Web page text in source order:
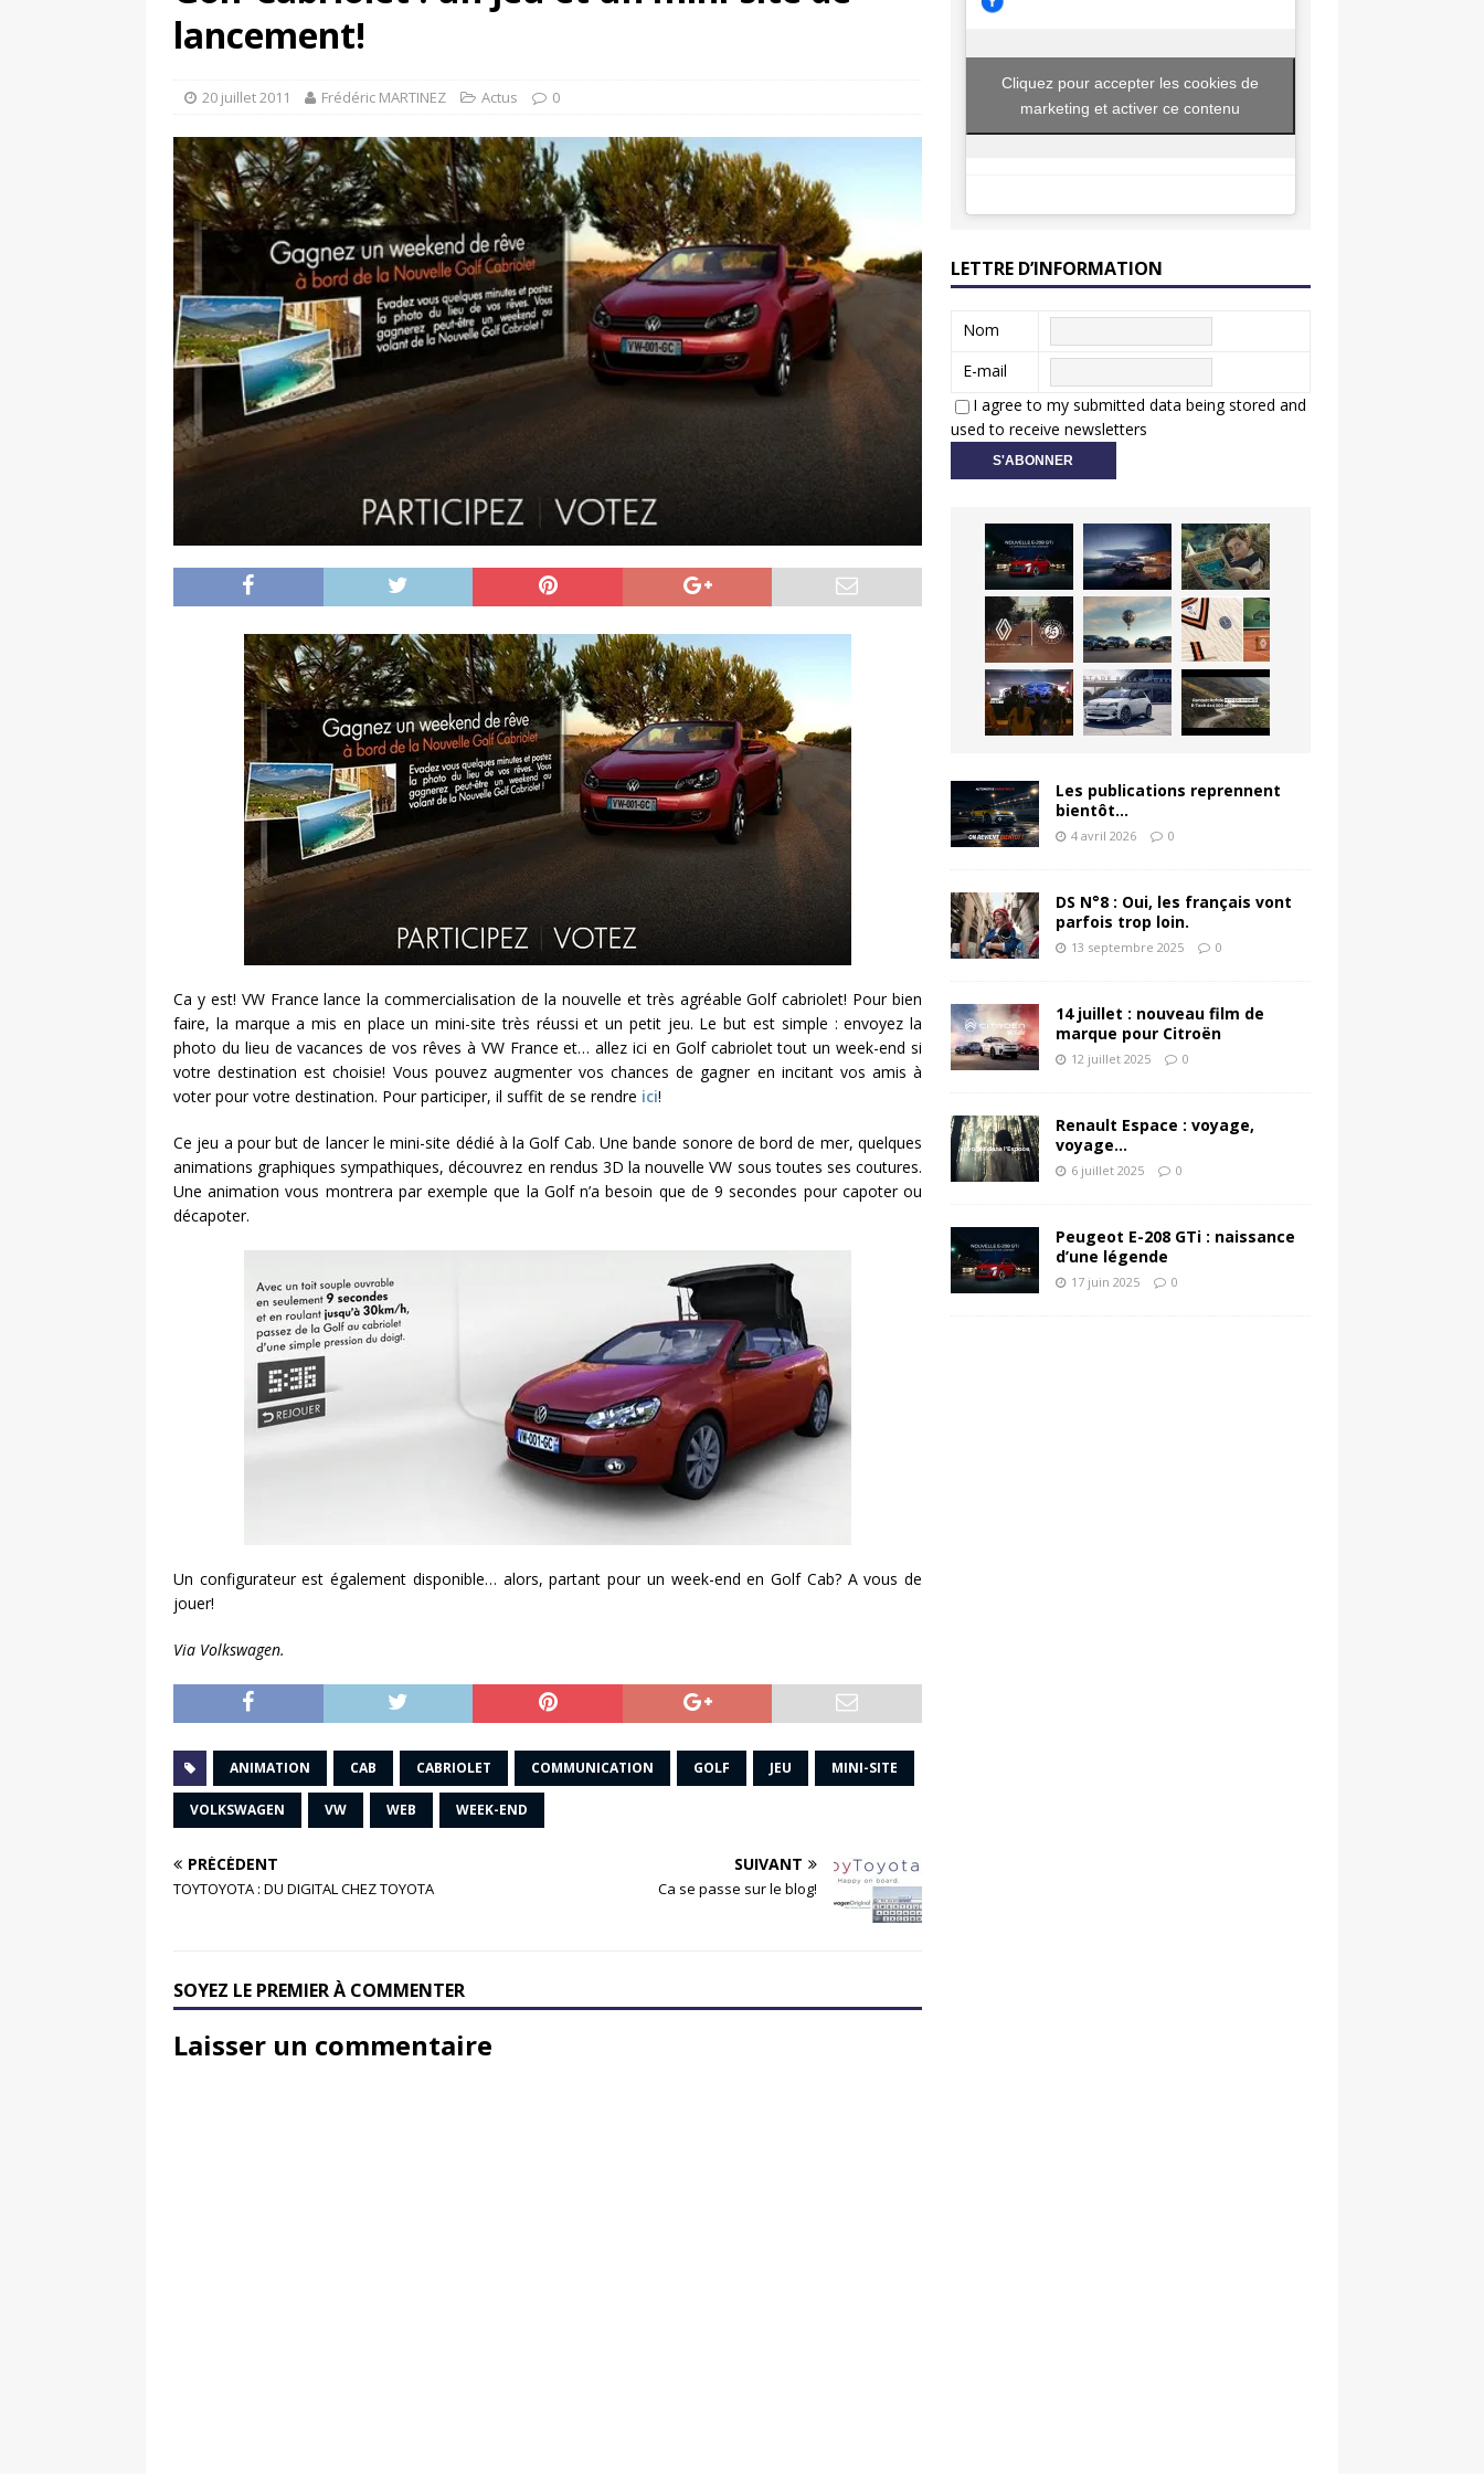
Les publications reprennent bientôt…
[ 13 septembre 2025 ]
lancement!
20 juillet 2011 Frédéric MARTINEZ Actus 0
Ca y est! VW France lance la commercialisation de la nouvelle et très agréable Golf cabriolet! Pour bien
faire, la marque a mis en place un mini-site très réussi et un petit jeu. Le but est simple : envoyez la
photo du lieu de vacances de vos rêves à VW France et… allez ici en Golf cabriolet tout un week-end si
votre destination est choisie! Vous pouvez augmenter vos chances de gagner en incitant vos amis à
voter pour votre destination. Pour participer, il suffit de se rendre ici!
Ce jeu a pour but de lancer le mini-site dédié à la Golf Cab. Une bande sonore de bord de mer, quelques
animations graphiques sympathiques, découvrez en rendus 3D la nouvelle VW sous toutes ses coutures.
Une animation vous montrera par exemple que la Golf n’a besoin que de 9 secondes pour capoter ou
décapoter.
Un configurateur est également disponible… alors, partant pour un week-end en Golf Cab? A vous de
jouer!
Via Volkswagen.
ANIMATION CAB CABRIOLET COMMUNICATION GOLF JEU MINI-SITE
VOLKSWAGEN VW WEB WEEK-END
PRÉCÉDENT
TOYTOYOTA : DU DIGITAL CHEZ TOYOTA
SUIVANT
Ca se passe sur le blog!
SOYEZ LE PREMIER À COMMENTER
Laisser un commentaire
Cliquez pour accepter les cookies de
marketing et activer ce contenu
LETTRE D’INFORMATION
Nom
E-mail
I agree to my submitted data being stored and
used to receive newsletters
Les publications reprennent
bientôt…
4 avril 2026 0
DS N°8 : Oui, les français vont
parfois trop loin.
13 septembre 2025 0
14 juillet : nouveau film de
marque pour Citroën
12 juillet 2025 0
Renault Espace : voyage,
voyage…
6 juillet 2025 0
Peugeot E-208 GTi : naissance
d’une légende
17 juin 2025 0